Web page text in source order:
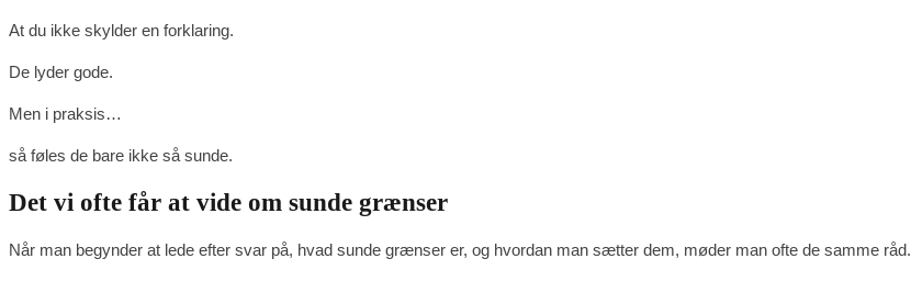
At du ikke skylder en forklaring.
De lyder gode.
Men i praksis…
så føles de bare ikke så sunde.
Det vi ofte får at vide om sunde grænser
Når man begynder at lede efter svar på, hvad sunde grænser er, og hvordan man sætter dem, møder man ofte de samme råd.